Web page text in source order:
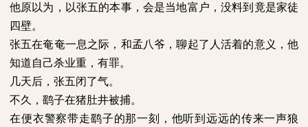
他原以为，以张五的本事，会是当地富户，没料到竟是家徒
四壁。
张五在奄奄一息之际，和孟八爷，聊起了人活着的意义，他
知道自己杀业重，有罪。
几天后，张五闭了气。
不久，鹞子在猪肚井被捕。
在便衣警察带走鹞子的那一刻，他听到远远的传来一声狼